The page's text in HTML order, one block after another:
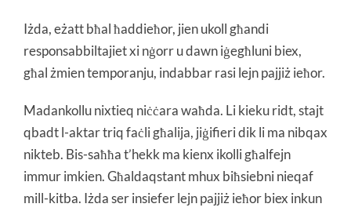
Iżda, eżatt bħal ħaddieħor, jien ukoll għandi
responsabbiltajiet xi nġorr u dawn iġegħluni biex,
għal żmien temporanju, indabbar rasi lejn pajjiż ieħor.
Madankollu nixtieq niċċara waħda. Li kieku ridt, stajt
qbadt l-aktar triq faċli għalija, jiġifieri dik li ma nibqax
nikteb. Bis-saħħa t’hekk ma kienx ikolli għalfejn
immur imkien. Għaldaqstant mhux biħsiebni nieqaf
mill-kitba. Iżda ser insiefer lejn pajjiż ieħor biex inkun